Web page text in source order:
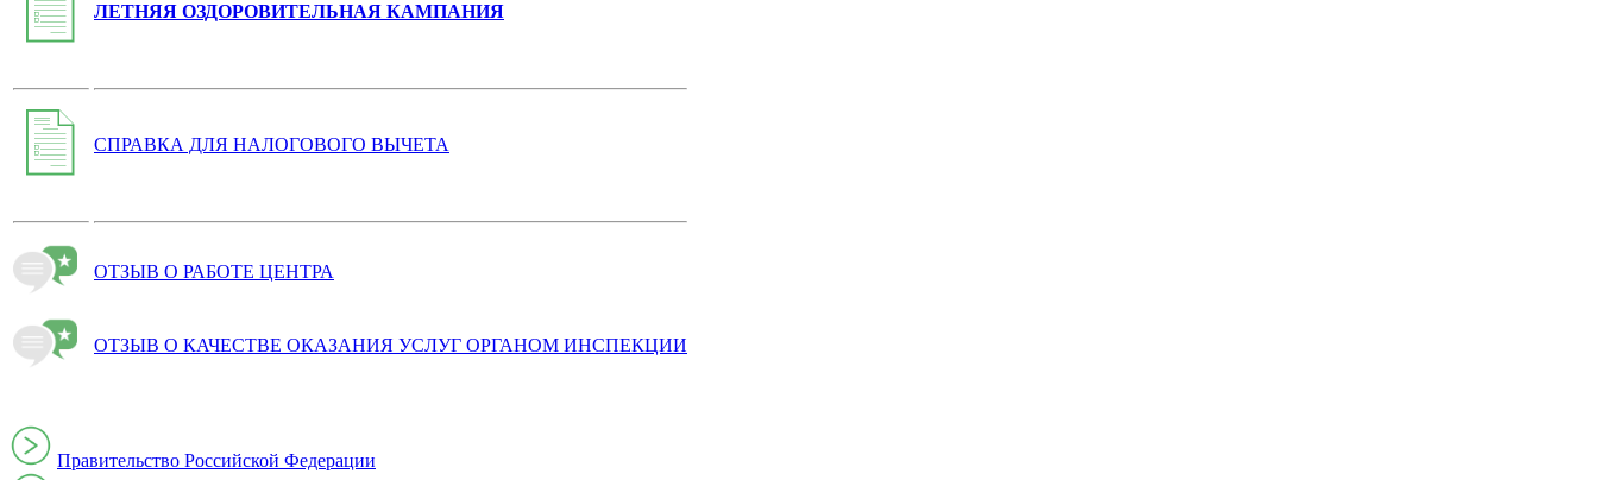
ЛЕТНЯЯ ОЗДОРОВИТЕЛЬНАЯ КАМПАНИЯ
СПРАВКА ДЛЯ НАЛОГОВОГО ВЫЧЕТА
ОТЗЫВ О РАБОТЕ ЦЕНТРА
ОТЗЫВ О КАЧЕСТВЕ ОКАЗАНИЯ УСЛУГ ОРГАНОМ ИНСПЕКЦИИ
Правительство Российской Федерации